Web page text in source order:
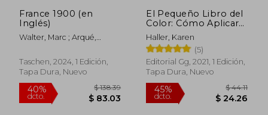
45%
dcto.
45%
dcto. $
France 1900 (en
Inglés)
Walter, Marc ; Arqué,
Taschen, 2024, 1 Edición,
Tapa Dura, Nuevo
El Pequeño Libro del
Color: Cómo Aplicar
La Psicología del
Color a Tu Vida
Haller, Karen
(5)
Editorial Gg, 2021, 1 Edición,
Tapa Dura, Nuevo